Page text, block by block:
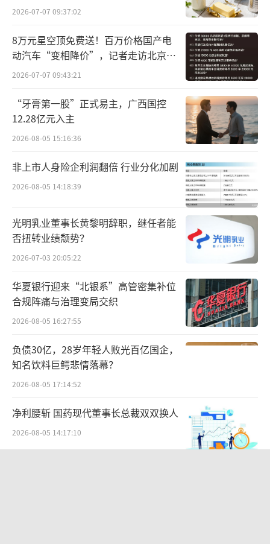
科技创新债券的创设与推广提升了科技创
新领域的融资效率和便捷度，薛洪言指出，后
续银行参与科技创新债券将呈现发行主体扩
容、产品创新深化等特点。例如，更多银行可
能跟进发行专项债券，区域协同方面，地方银
行或结合属地科技企业需求，联动地方政府增
信机制发行债券。除债券外，银行还可通过专
项贷款、股权投资、供应链金融等方式支持科
技创新。同时，金融科技和人工智能的广泛应
用也有助于提升科创企业融资效率，形成“债
+贷+股+链”的综合服务模式，更好地支持科技
创新。（责任编辑：zx0600）
2026-07-07 09:37:02
8万元星空顶免费送！百万价格国产电
动汽车“变相降价”，记者走访北京门
店…
2026-07-07 09:43:21
“牙膏第一股”正式易主，广西国控
12.28亿元入主
2026-08-05 15:16:36
非上市人身险企利润翻倍 行业分化加剧
2026-08-05 14:18:39
光明乳业董事长黄黎明辞职，继任者能
否扭转业绩颓势？
2026-07-03 20:05:22
华夏银行迎来“北银系”高管密集补位
合规阵痛与治理变局交织
2026-08-05 16:27:55
负债30亿，28岁年轻人败光百亿国企，
知名饮料巨鳄悲情落幕？
2026-08-05 17:14:52
净利腰斩 国药现代董事长总裁双双换人
2026-08-05 14:17:10